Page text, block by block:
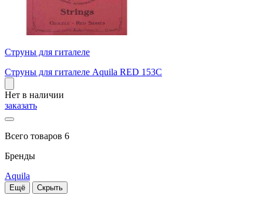
Струны для гиталеле
Струны для гиталеле Aquila RED 153C
Нет в наличии
заказать
Всего товаров 6
Бренды
Aquila
Ещё Скрыть